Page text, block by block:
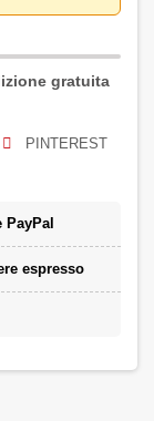
gratuita
PINTEREST
espresso